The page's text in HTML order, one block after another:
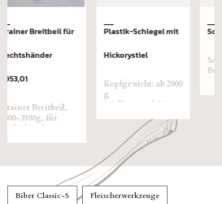
Schwellenhacke
Schwellenhacke,
S beidseitig
Hickorystiel
Schweizer Gertel
spitz „Spezial“ 0672
Biber Classic-S Fleischerwerkzeuge